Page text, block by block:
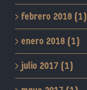
febrero 2018 (1)
enero 2018 (1)
julio 2017 (1)